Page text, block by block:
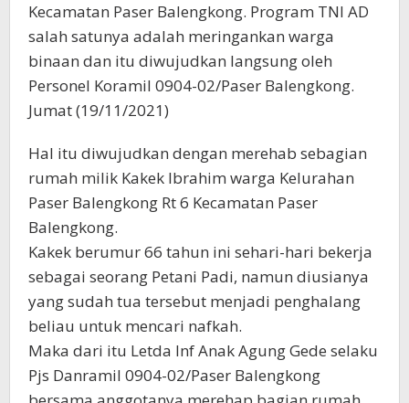
Kecamatan Paser Balengkong. Program TNI AD
salah satunya adalah meringankan warga
binaan dan itu diwujudkan langsung oleh
Personel Koramil 0904-02/Paser Balengkong.
Jumat (19/11/2021)
Hal itu diwujudkan dengan merehab sebagian
rumah milik Kakek Ibrahim warga Kelurahan
Paser Balengkong Rt 6 Kecamatan Paser
Balengkong.
Kakek berumur 66 tahun ini sehari-hari bekerja
sebagai seorang Petani Padi, namun diusianya
yang sudah tua tersebut menjadi penghalang
beliau untuk mencari nafkah.
Maka dari itu Letda Inf Anak Agung Gede selaku
Pjs Danramil 0904-02/Paser Balengkong